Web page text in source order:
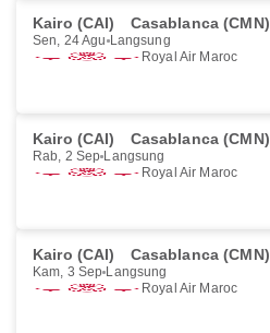
Kairo (CAI) Casablanca (CMN)
Sen, 24 Agu Langsung
Royal Air Maroc
Kairo (CAI) Casablanca (CMN)
Rab, 2 Sep Langsung
Royal Air Maroc
Kairo (CAI) Casablanca (CMN)
Kam, 3 Sep Langsung
Royal Air Maroc